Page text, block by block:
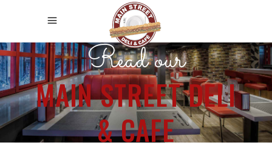
Read our
MAIN STREET DELI
& CAFE